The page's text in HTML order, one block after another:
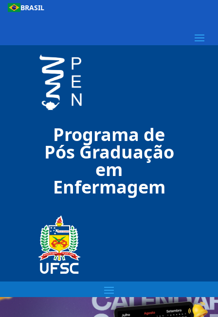
BRASIL
Programa de
Pós Graduação
em
Enfermagem